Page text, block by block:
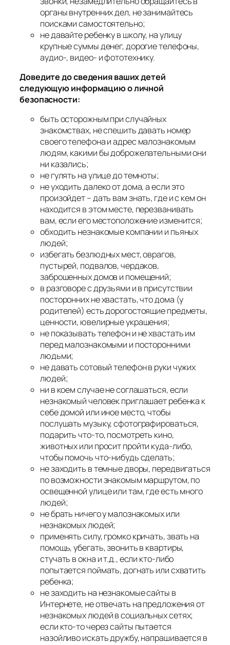
органы внутренних дел, не занимайтесь
поисками самостоятельно;
не давайте ребенку в школу, на улицу
крупные суммы денег, дорогие телефоны,
аудио-, видео- и фототехнику.
Доведите до сведения ваших детей
следующую информацию о личной
безопасности:
быть осторожным при случайных
знакомствах, не спешить давать номер
своего телефона и адрес малознакомым
людям, какими бы доброжелательными они
ни казались;
не гулять на улице до темноты;
не уходить далеко от дома, а если это
произойдет – дать вам знать, где и с кем он
находится в этом месте, перезванивать
вам, если его местоположение изменится;
обходить незнакомые компании и пьяных
людей;
избегать безлюдных мест, оврагов,
пустырей, подвалов, чердаков,
заброшенных домов и помещений;
в разговоре с друзьями и в присутствии
посторонних не хвастать, что дома (у
родителей) есть дорогостоящие предметы,
ценности, ювелирные украшения;
не показывать телефон и не хвастать им
перед малознакомыми и посторонними
людьми;
не давать сотовый телефон в руки чужих
людей;
ни в коем случае не соглашаться, если
незнакомый человек приглашает ребенка к
себе домой или иное место, чтобы
послушать музыку, сфотографироваться,
подарить что-то, посмотреть кино,
животных или просит пройти куда-либо,
чтобы помочь что-нибудь сделать;
не заходить в темные дворы, передвигаться
по возможности знакомым маршрутом, по
освещенной улице или там, где есть много
людей;
не брать ничего у малознакомых или
незнакомых людей;
применять силу, громко кричать, звать на
помощь, убегать, звонить в квартиры,
стучать в окна и т.д., если кто-либо
попытается поймать, догнать или схватить
ребенка;
не заходить на незнакомые сайты в
Интернете, не отвечать на предложения от
незнакомых людей в социальных сетях;
если кто-то через сайты пытается
назойливо искать дружбу, напрашивается в